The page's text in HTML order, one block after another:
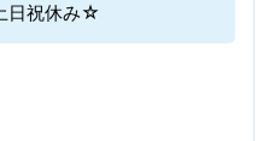
日祝休み☆